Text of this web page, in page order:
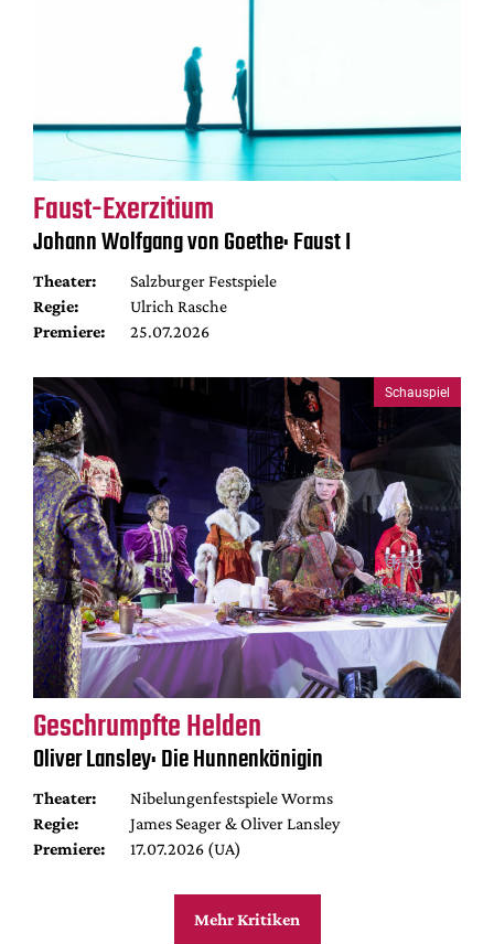
Faust-Exerzitium
Johann Wolfgang von Goethe: Faust I
Theater:
Salzburger Festspiele
Regie:
Ulrich Rasche
Premiere:
25.07.2026
Schauspiel
Geschrumpfte Helden
Oliver Lansley: Die Hunnenkönigin
Theater:
Nibelungenfestspiele Worms
Regie:
James Seager & Oliver Lansley
Premiere:
17.07.2026 (UA)
Mehr Kritiken